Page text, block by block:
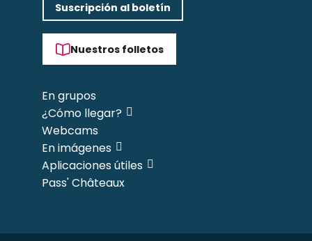
Suscripción al boletín
Nuestros folletos
En grupos
¿Cómo llegar?
Webcams
En imágenes
Aplicaciones útiles
Pass' Châteaux